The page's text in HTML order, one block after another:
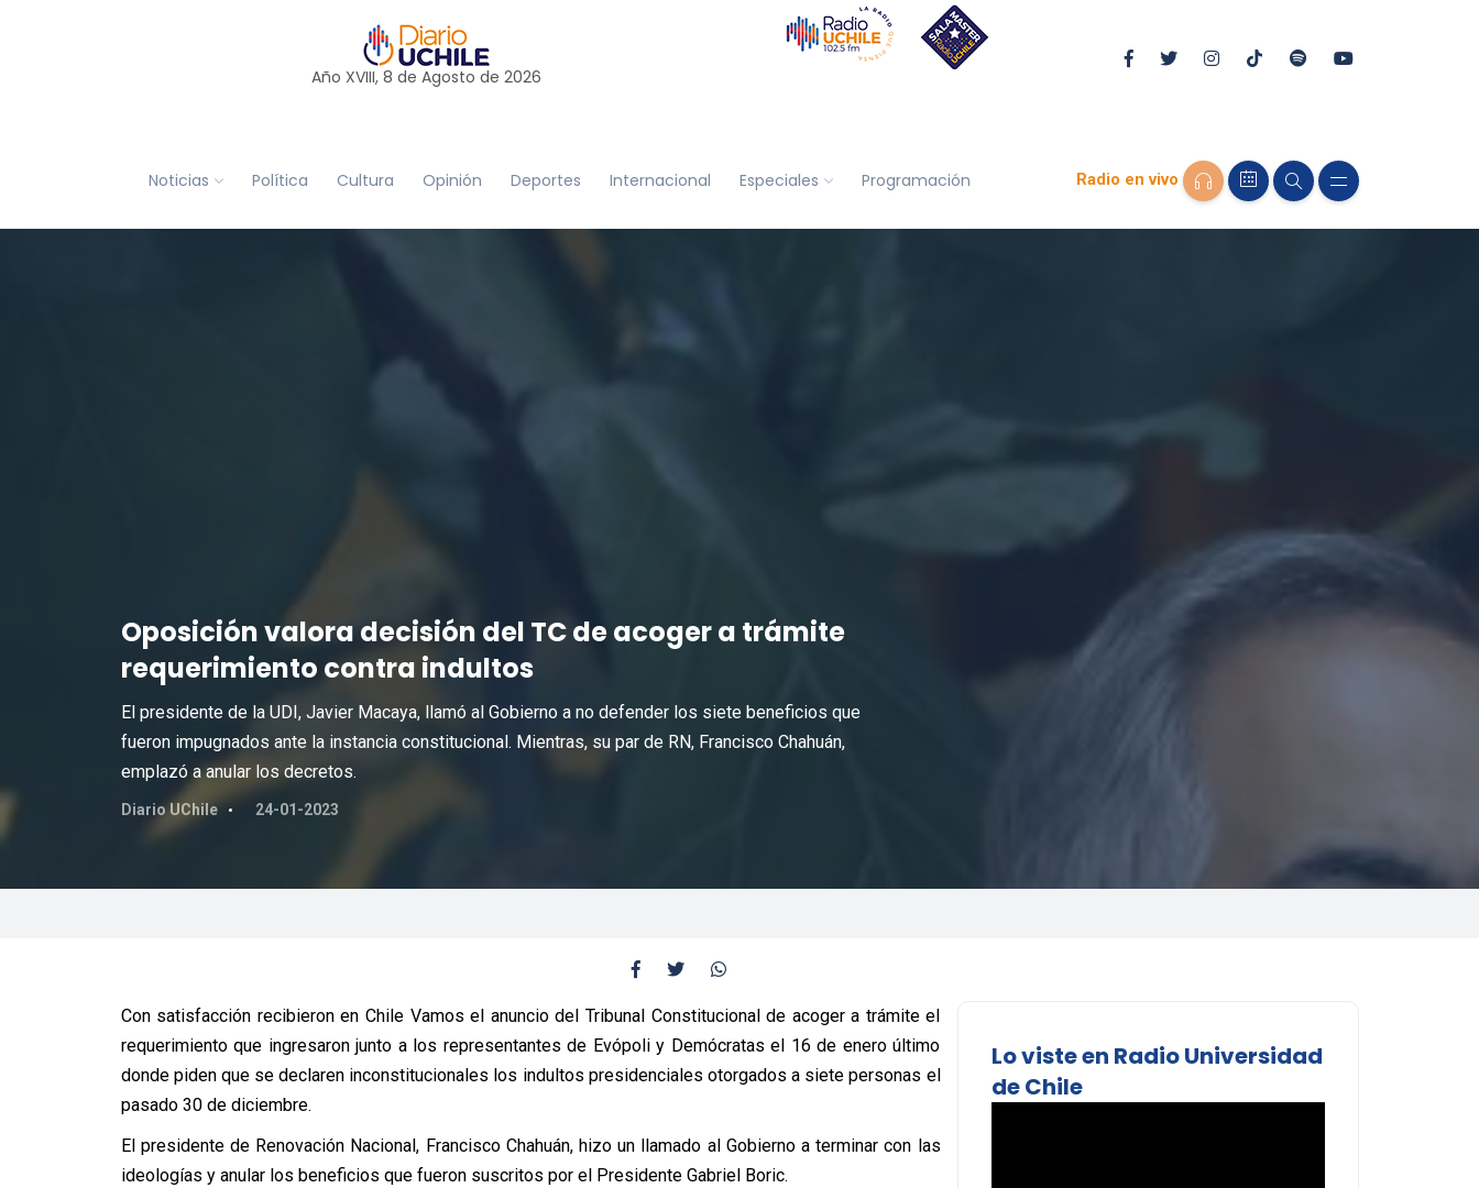
Año XVIII, 8 de Agosto de 2026
Noticias Política Cultura Opinión Deportes Internacional Especiales Programación Radio en vivo
Oposición valora decisión del TC de acoger a trámite
requerimiento contra indultos
El presidente de la UDI, Javier Macaya, llamó al Gobierno a no defender los siete beneficios que
fueron impugnados ante la instancia constitucional. Mientras, su par de RN, Francisco Chahuán,
emplazó a anular los decretos.
Diario UChile 24-01-2023
Con satisfacción recibieron en Chile Vamos el anuncio del Tribunal Constitucional de acoger a trámite el
requerimiento que ingresaron junto a los representantes de Evópoli y Demócratas el 16 de enero último
donde piden que se declaren inconstitucionales los indultos presidenciales otorgados a siete personas el
pasado 30 de diciembre.
El presidente de Renovación Nacional, Francisco Chahuán, hizo un llamado al Gobierno a terminar con las
ideologías y anular los beneficios que fueron suscritos por el Presidente Gabriel Boric.
Lo viste en Radio Universidad
de Chile